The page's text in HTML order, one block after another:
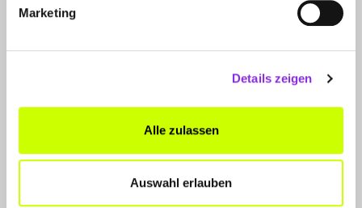
Marketing
Details zeigen
Alle zulassen
Auswahl erlauben
LET'S CONNECT
WhatsApp
FÜR UNTERNEHMER
Produkte & Lösungen